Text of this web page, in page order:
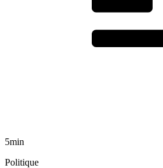
5min
Politique